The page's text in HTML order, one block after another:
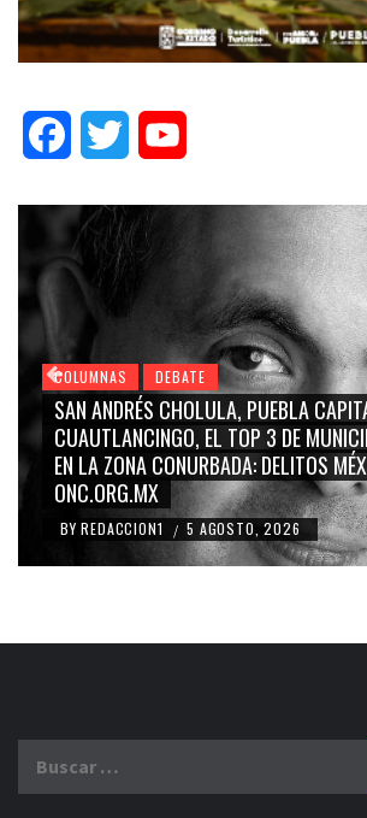
FacebookTwitter
COLUMNAS DEBATE
GRACE PALOMARES, NAY SALVATORI,
CARMEN SALINAS “LA CORCHOLATA”,
BLANCO, SILVIA PINAL: LA
RIDICULIZACIÓN DE LA
BY REDACCION1 / 4 AGOSTO, 2026